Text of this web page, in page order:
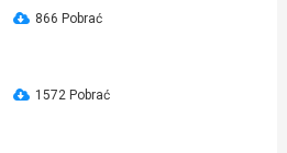
866 Pobrać
1572 Pobrać